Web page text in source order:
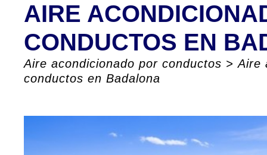
AIRE
CONDUCTOS EN
Aire acondicionado por conductos >Aire
conductos en Badalona